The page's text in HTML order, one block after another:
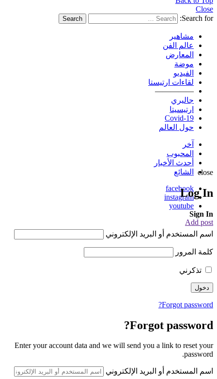
Close
Search for:
Search
مشاهير
عالم الفن
المعارض
موضة
الفيديو
لقاءات ارتيستا
—————
جاليري
ارتيسيتا
Covid-19
حول العالم
آخر
المحبوب
أحدث الأخبار
الشائع
facebook
instagram
youtube
Add post
close
Log In
Sign In
اسم المستخدم أو البريد الإلكتروني
كلمة المرور
تذكرني
Forgot password?
Forgot password?
Enter your account data and we will send you a link to reset your
password.
اسم المستخدم أو البريد الإلكتروني